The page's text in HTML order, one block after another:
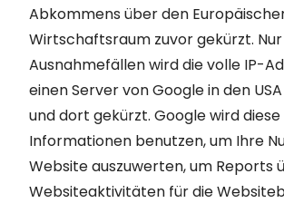
Abkommens über den
Wirtschaftsraum zuvor gekürzt.
Ausnahmefällen wird die volle IP-
einen Server von Google in den
und dort gekürzt. Google wird diese
Informationen benutzen, um Ihre
Website auszuwerten, um Reports
Websiteaktivitäten für die